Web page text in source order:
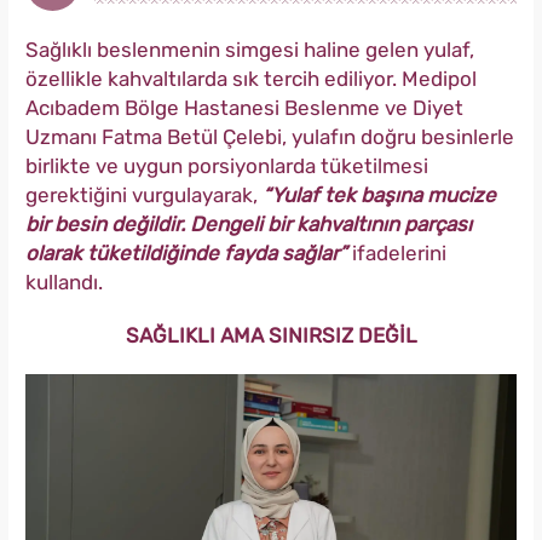
Sağlıklı beslenmenin simgesi haline gelen yulaf,
özellikle kahvaltılarda sık tercih ediliyor. Medipol
Acıbadem Bölge Hastanesi Beslenme ve Diyet
Uzmanı Fatma Betül Çelebi, yulafın doğru besinlerle
birlikte ve uygun porsiyonlarda tüketilmesi
gerektiğini vurgulayarak, “Yulaf tek başına mucize
bir besin değildir. Dengeli bir kahvaltının parçası
olarak tüketildiğinde fayda sağlar”ifadelerini
kullandı.
SAĞLIKLI AMA SINIRSIZ DEĞİL